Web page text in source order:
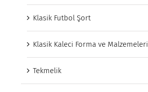
Klasik Futbol Şort
Klasik Kaleci Forma ve Malzemeleri
Tekmelik